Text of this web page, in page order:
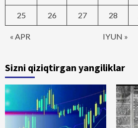
« APR IYUN »
25 26 27 28
Sizni qiziqtirgan yangiliklar